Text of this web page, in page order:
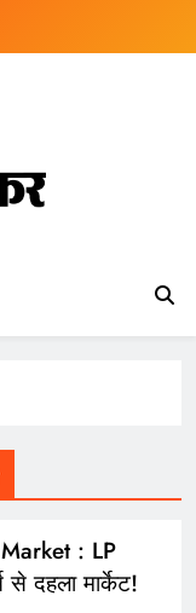
: LP
दहला मार्केट!